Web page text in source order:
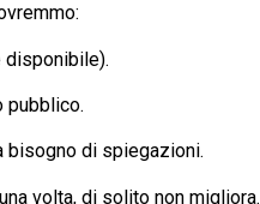
disponibile).
pubblico.
bisogno di spiegazioni.
volta, di solito non migliora.